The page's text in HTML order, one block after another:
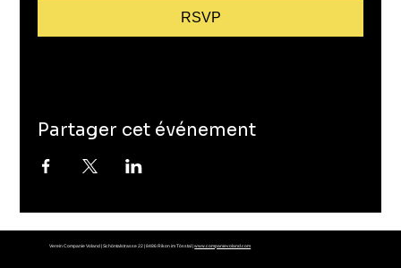
RSVP
Partager cet événement
Verein Companie Voland | Schöntalstrasse 22 | 8486 Rikon im Tösstal |www.companievoland.com